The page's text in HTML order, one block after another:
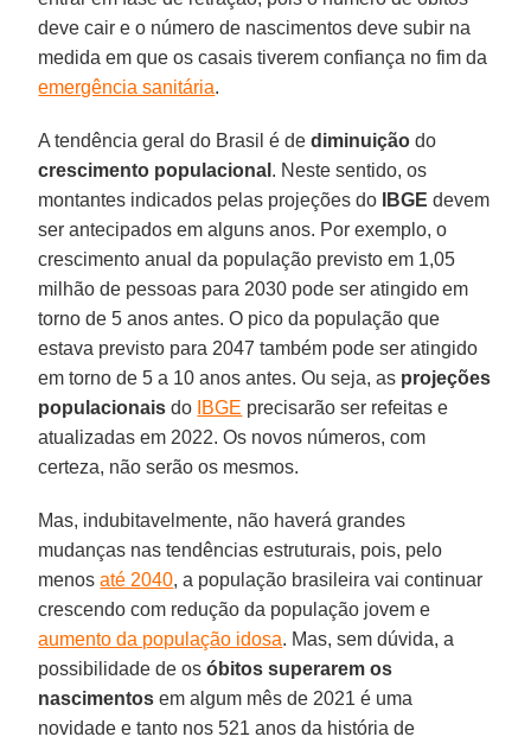
deve cair e o número de nascimentos deve subir na
medida em que os casais tiverem confiança no fim da
emergência sanitária.
A tendência geral do Brasil é dediminuição do
crescimento populacional . Neste sentido, os
montantes indicados pelas projeções do
IBGE devem
ser antecipados em alguns anos. Por exemplo, o
crescimento anual da população previsto em 1,05
milhão de pessoas para 2030 pode ser atingido em
torno de 5 anos antes. O pico da população que
estava previsto para 2047 também pode ser atingido
em torno de 5 a 10 anos antes. Ou seja, as projeções
populacionais do IBGE precisarão ser refeitas e
atualizadas em 2022. Os novos números, com
certeza, não serão os mesmos.
Mas, indubitavelmente, não haverá grandes
mudanças nas tendências estruturais, pois, pelo
menosaté 2040, a população brasileira vai continuar
crescendo com redução da população jovem e
aumento da população idosa. Mas, sem dúvida, a
possibilidade de osóbitos superarem os
nascimentos em algum mês de 2021 é uma
novidade e tanto nos 521 anos da história de